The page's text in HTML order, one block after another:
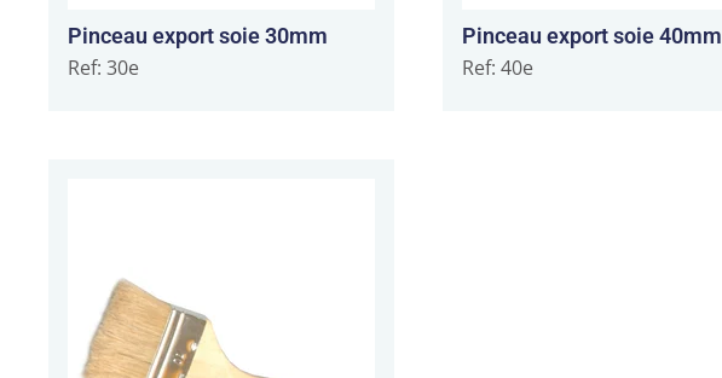
Pinceau export soie 30mm
Ref: 30e
Pinceau export soie 40mm
Ref: 40e